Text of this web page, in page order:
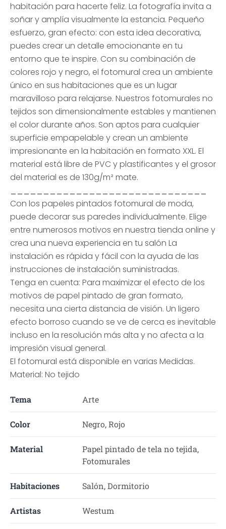
habitación para hacerte feliz. La fotografía invita a
soñar y amplía visualmente la estancia. Pequeño
esfuerzo, gran efecto: con esta idea decorativa,
puedes crear un detalle emocionante en tu
entorno que te inspire. Con su combinación de
colores rojo y negro, el fotomural crea un ambiente
único en sus habitaciones que es un lugar
maravilloso para relajarse. Nuestros fotomurales no
tejidos son dimensionalmente estables y mantienen
el color durante años. Son aptos para cualquier
superficie empapelable y crean un ambiente
impresionante en la habitación en formato XXL. El
material está libre de PVC y plastificantes y el grosor
del material es de 130g/m² mate.
Con los papeles pintados fotomural de moda,
puede decorar sus paredes individualmente. Elige
entre numerosos motivos en nuestra tienda online y
crea una nueva experiencia en tu salón La
instalación es rápida y fácil con la ayuda de las
instrucciones de instalación suministradas.
Tenga en cuenta: Para maximizar el efecto de los
motivos de papel pintado de gran formato,
necesita una cierta distancia de visión. Un ligero
efecto borroso cuando se ve de cerca es inevitable
incluso en la resolución más alta y no afecta a la
impresión visual general.
El fotomural está disponible en varias Medidas.
Material: No tejido
Tema Arte
Color Negro, Rojo
Material
Papel pintado de tela no tejida,
Fotomurales
Habitaciones Salón, Dormitorio
Artistas Westum